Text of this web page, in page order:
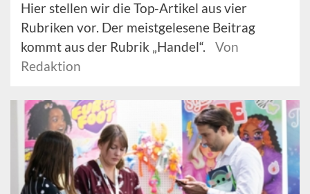
Hier stellen wir die Top-Artikel aus vier
Rubriken vor. Der meistgelesene Beitrag
kommt aus der Rubrik „Handel“.
Von
Redaktion